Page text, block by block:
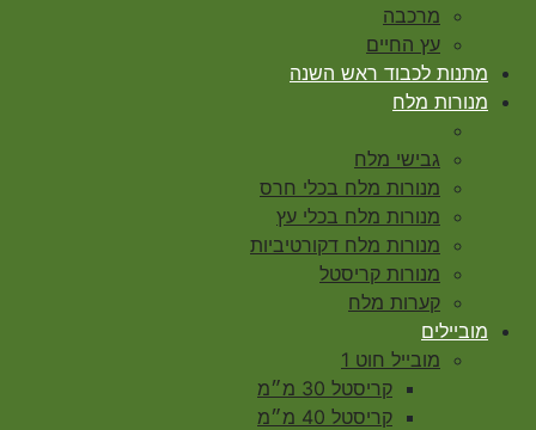
מרכבה
עץ החיים
מתנות לכבוד ראש השנה
מנורות מלח
גבישי מלח
מנורות מלח בכלי חרס
מנורות מלח בכלי עץ
מנורות מלח דקורטיביות
מנורות קריסטל
קערות מלח
מוביילים
מובייל חוט 1
קריסטל 30 מ״מ
קריסטל 40 מ״מ